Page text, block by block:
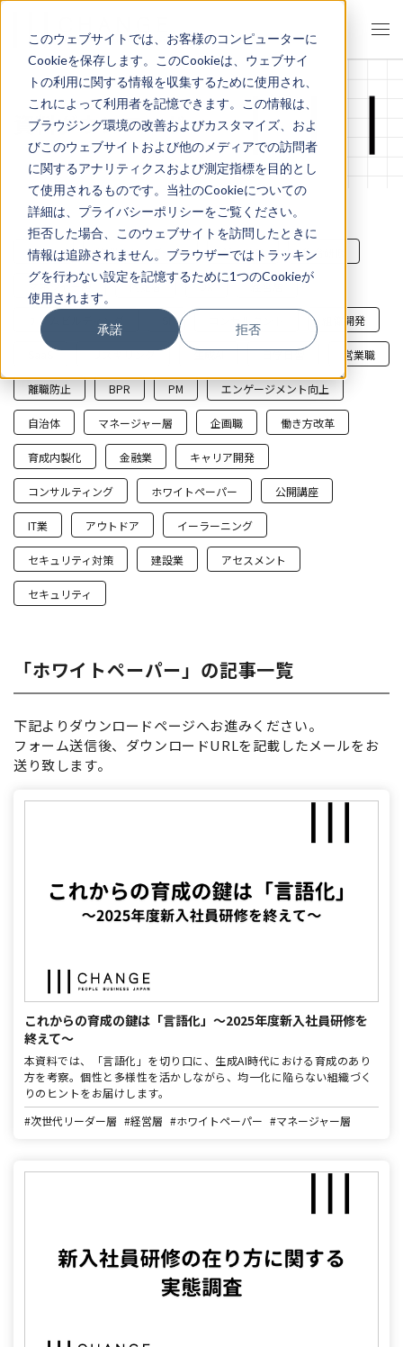
このウェブサイトでは、お客様のコンピューターに
Cookieを保存します。このCookieは、ウェブサイ
トの利用に関する情報を収集するために使用され、
これによって利用者を記憶できます。この情報は、
ブラウジング環境の改善およびカスタマイズ、およ
びこのウェブサイトおよび他のメディアでの訪問者
に関するアナリティクスおよび測定指標を目的とし
て使用されるものです。当社のCookieについての
詳細は、プライバシーポリシーをご覧ください。
拒否した場合、このウェブサイトを訪問したときに
情報は追跡されません。ブラウザーではトラッキン
グを行わない設定を記憶するために1つのCookieが
使用されます。
承諾 拒否
資料ダウンロード
すべて 次世代リーダー層 新入社員 集合研修
マネジャー層 内定者 DX 経営層
チームビルディング コンサルタント 組織開発
リスキリング 生成AI 自学自習 営業職
離職防止 BPR PM エンゲージメント向上
自治体 マネージャー層 企画職 働き方改革
育成内製化 金融業 キャリア開発
コンサルティング ホワイトペーパー 公開講座
IT業 アウトドア イーラーニング
セキュリティ対策 建設業 アセスメント
セキュリティ
「ホワイトペーパー」の記事一覧
下記よりダウンロードページへお進みください。
フォーム送信後、ダウンロードURLを記載したメールをお
送り致します。
これからの育成の鍵は「言語化」～2025年度新入社員研修を
終えて～
本資料では、「言語化」を切り口に、生成AI時代における育成のあり
方を考察。個性と多様性を活かしながら、均一化に陥らない組織づく
りのヒントをお届けします。
#次世代リーダー層 #経営層 #ホワイトペーパー #マネージャー層